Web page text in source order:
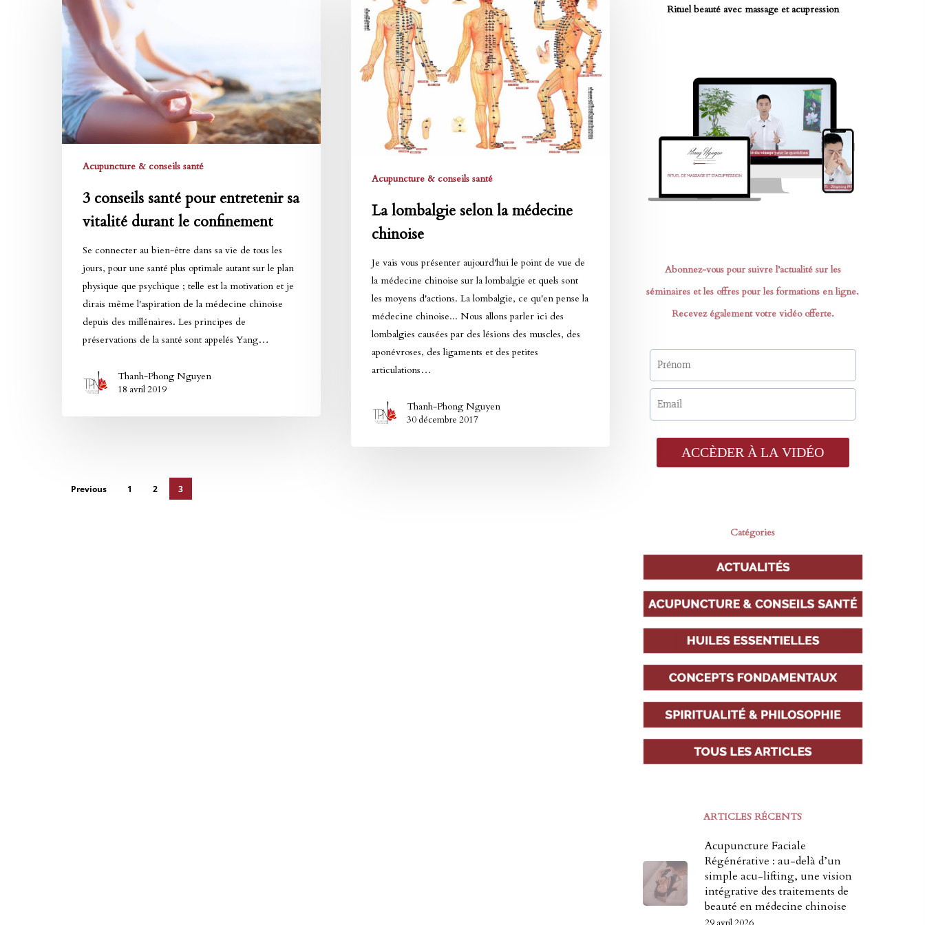
santé
pour
entretenir
vitalité
durant
le
confinement
Acupuncture & conseils santé
3 conseils santé pour entretenir sa
vitalité durant le confinement
Se connecter au bien-être dans sa vie de tous les
jours, pour une santé plus optimale autant sur le plan
physique que psychique ; telle est la motivation et je
dirais même l'aspiration de la médecine chinoise
depuis des millénaires. Les principes de
préservations de la santé sont appelés Yang…
Thanh-Phong Nguyen
18 avril 2019
selon
médecine
chinoise
Acupuncture & conseils santé
La lombalgie selon la médecine
chinoise
Je vais vous présenter aujourd'hui le point de vue de
la médecine chinoise sur la lombalgie et quels sont
les moyens d'actions. La lombalgie, ce qu'en pense la
médecine chinoise... Nous allons parler ici des
lombalgies causées par des lésions des muscles, des
aponévroses, des ligaments et des petites
articulations…
Thanh-Phong Nguyen
30 décembre 2017
Previous 1 2 3
Rituel beauté avec massage et acupression
Abonnez-vous pour suivre l’actualité sur les
séminaires et les offres pour les formations en ligne.
Recevez également votre vidéo offerte.
Catégories
ARTICLES RÉCENTS
Acupuncture Faciale
Régénérative : au-delà d’un
simple acu-lifting, une vision
intégrative des traitements de
beauté en médecine chinoise